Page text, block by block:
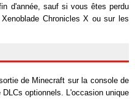
d'année, sauf si vous êtes perdu
Chronicles X ou sur les
de Minecraft sur la console de
optionnels. L'occasion unique